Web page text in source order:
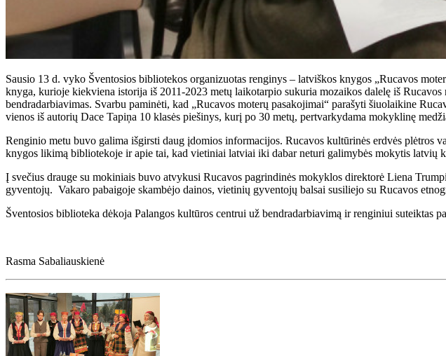
Sausio 13 d. vyko Šventosios bibliotekos organizuotas renginys – latviškos knygos „Rucavos
knyga, kurioje kiekviena istorija iš 2011-2023 metų laikotarpio sukuria mozaikos dalelę iš
bendradarbiavimas. Svarbu paminėti, kad „Rucavos moterų pasakojimai“ parašyti šiuolaikine
vienos iš autorių Dace Tapiņa 10 klasės piešinys, kurį po 30 metų, pertvarkydama mokyklinę
Renginio metu buvo galima išgirsti daug įdomios informacijos. Rucavos kultūrinės erdvės plėtros
knygos likimą bibliotekoje ir apie tai, kad vietiniai latviai iki dabar neturi galimybės mokytis
Į svečius drauge su mokiniais buvo atvykusi Rucavos pagrindinės mokyklos direktorė Liena
gyventojų. Vakaro pabaigoje skambėjo dainos, vietinių gyventojų balsai susiliejo su Rucavos
Šventosios biblioteka dėkoja Palangos kultūros centrui už bendradarbiavimą ir renginiui suteiktas
Rasma Sabaliauskienė